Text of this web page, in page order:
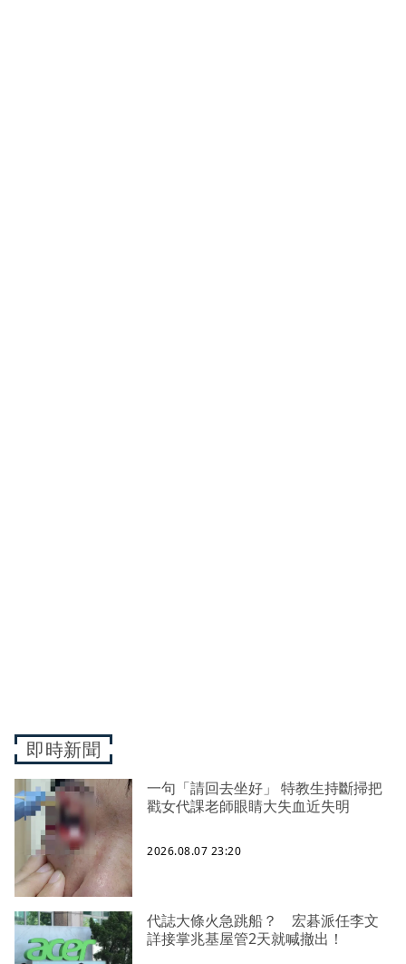
即時新聞
一句「請回去坐好」 特教生持斷掃把
戳女代課老師眼睛大失血近失明
2026.08.07 23:20
代誌大條火急跳船？ 宏碁派任李文
詳接掌兆基屋管2天就喊撤出！